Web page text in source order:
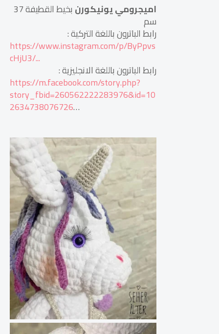
اميجرومييونيكورن بخيط القطيفة 37
سم
رابط الباترون باللغة التركية :
https://www.instagram.com/p/ByPpvs
cHjU3/...
رابط الباترون باللغة الانجليزية :
https://m.facebook.com/story.php?
story_fbid=260562222283976&id=10
2634738076726…